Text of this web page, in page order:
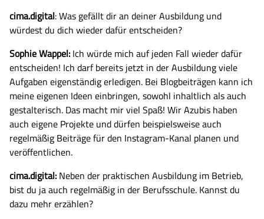
cima.digital: Was gefällt dir an deiner Ausbildung und
würdest du dich wieder dafür entscheiden?
Sophie Wappel: Ich würde mich auf jeden Fall wieder dafür
entscheiden! Ich darf bereits jetzt in der Ausbildung viele
Aufgaben eigenständig erledigen. Bei Blogbeiträgen kann ich
meine eigenen Ideen einbringen, sowohl inhaltlich als auch
gestalterisch. Das macht mir viel Spaß! Wir Azubis haben
auch eigene Projekte und dürfen beispielsweise auch
regelmäßig Beiträge für den Instagram-Kanal planen und
veröffentlichen.
cima.digital: Neben der praktischen Ausbildung im Betrieb,
bist du ja auch regelmäßig in der Berufsschule. Kannst du
dazu mehr erzählen?